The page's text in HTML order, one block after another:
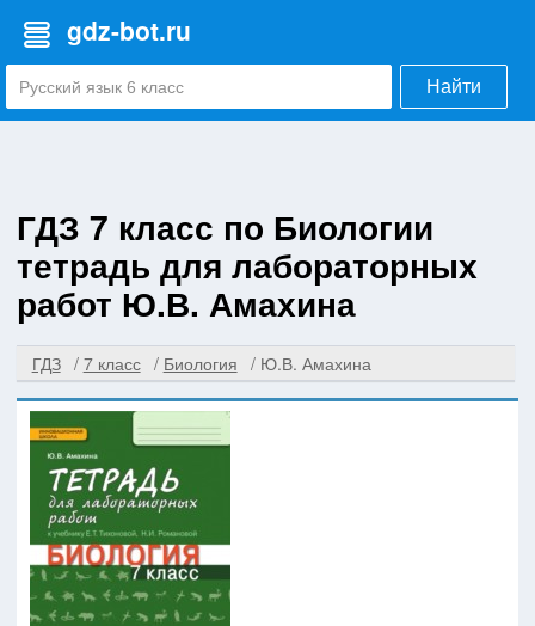
gdz-bot.ru
Найти
ГДЗ 7 класс по Биологии
тетрадь для лабораторных
работ Ю.В. Амахина
ГДЗ 7 класс Биология Ю.В. Амахина